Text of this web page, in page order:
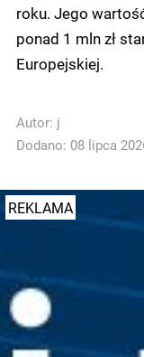
roku. Jego
ponad 1 mln zł
Europejskiej.
Autor: j
Dodano: 08 lipca
REKLAMA